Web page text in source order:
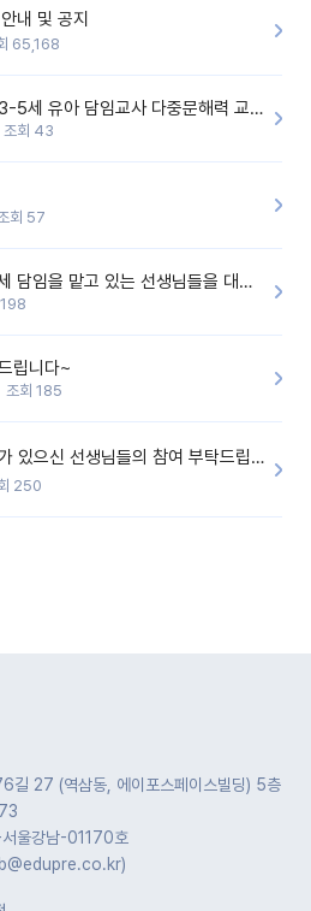
감사합니다.
내 및 공지
65,168
[설문조사/기프티콘지급] 만3-5세 유아 담임교사 다중문해력 교육 증진을 위한 설문조사
조회 43
회 57
[설문조사/기프티콘] 만3-5세 담임을 맡고 있는 선생님들을 대상으로 설문조사를 합니다!
립니다~
조회 185
[커피쿠폰☕️/설문모집] 자녀가 있으신 선생님들의 참여 부탁드립니다!!
250
길 27 (역삼동, 에이포스페이스빌딩) 5층
울강남-01170호